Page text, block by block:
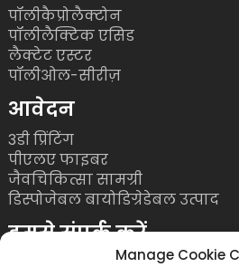
पॉलीकैप्रोलैक्टोन
पॉलीलैक्टिक एसिड
लैक्टेट एस्टर
पॉलीओल-सीरीज़
आवेदन
3डी प्रिंटिंग
पीएलए फाइबर
जैवचिकित्सा सामग्री
डिस्पोजेबल बायोडिग्रेडेबल उत्पाद
हमसे संपर्क करें
Manage Cookie